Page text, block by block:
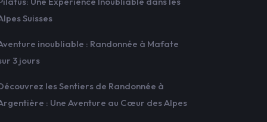
Suisses
inoubliable : Randonnée à Mafate
3 jours
les Sentiers de Randonnée à
: Une Aventure au Cœur des Alpes